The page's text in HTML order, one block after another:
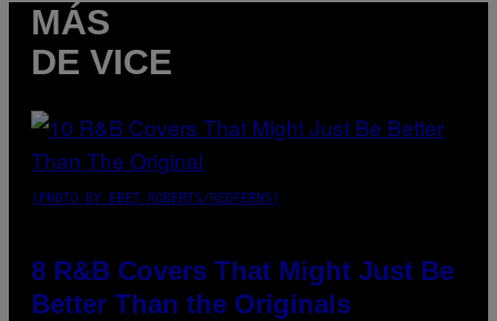
MÁS
DE VICE
(PHOTO BY EBET ROBERTS/REDFERNS)
8 R&B Covers That Might Just Be
Better Than the Originals